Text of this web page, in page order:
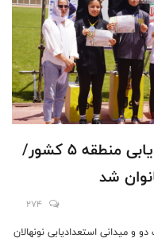
مسابقات دو و میدانی استعدادیابی منطقه 5 کشور/
شد
274
میدانی استعدادیابی نونهالان